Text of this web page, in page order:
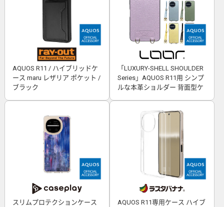
AQUOS R11 / ハイブリッドケ
ース maru レザリア ポケット /
ブラック
「LUXURY-SHELL SHOULDER
Series」AQUOS R11用 シンプ
ルな本革ショルダー 背面型ケ
スリムプロテクションケース
AQUOS R11専用ケース ハイブ